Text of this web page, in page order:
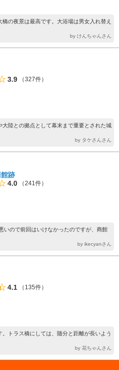
の夜景は最高です。大浴場は男女入れ替え
by けんちゃんさん
3.9
（327件）
陸との拠点として幕末まで重要とされた城
by タケさんさん
跡
4.0
（241件）
いので前回はいけなかったのですが、商館
by ikecyanさん
4.1
（135件）
トラス橋にしては、随分と距離が長いよう
by 花ちゃんさん